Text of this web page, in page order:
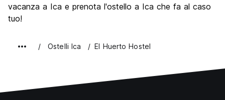
Festa / Vita notturna
6.2
Qualita' Prezzo
vacanza a Ica e prenota l'ostello a Ica che fa al caso
tuo!
Ostelli Ica El Huerto Hostel